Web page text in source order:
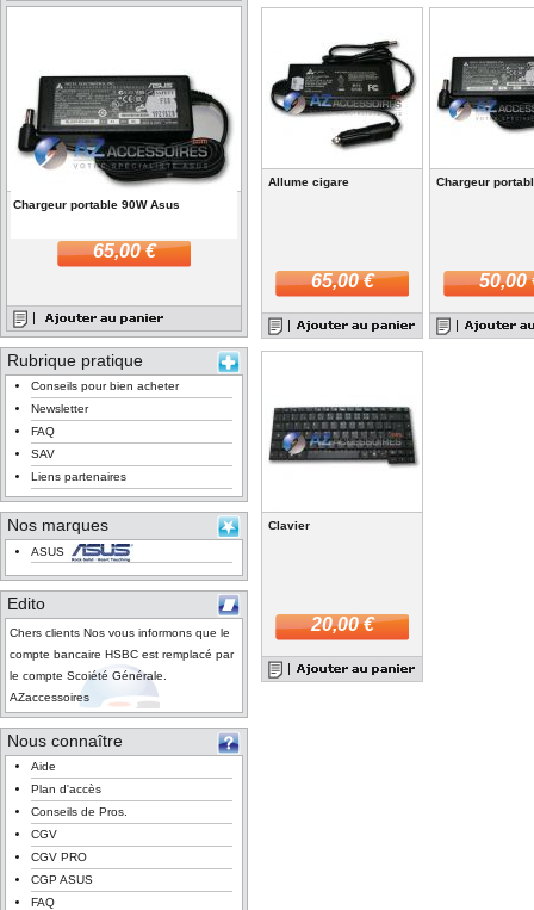
Chargeur portable 90W Asus
65,00 €
Rubrique pratique
Conseils pour bien acheter
Newsletter
FAQ
SAV
Liens partenaires
Nos marques
ASUS
Edito
Chers clients Nos vous informons que le
compte bancaire HSBC est remplacé par
le compte Scoiété Générale.
AZaccessoires
Nous connaître
Aide
Plan d'accès
Conseils de Pros.
CGV
CGV PRO
CGP ASUS
FAQ
Allume cigare
65,00 €
Chargeur
50,00
Clavier
20,00 €